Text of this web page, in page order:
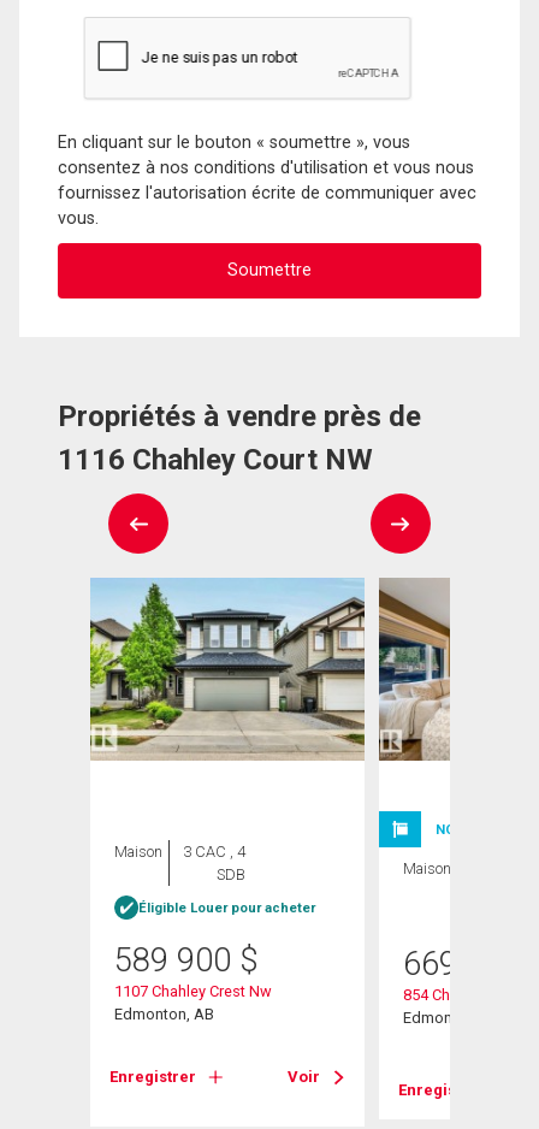
En cliquant sur le bouton « soumettre », vous
consentez à nos conditions d'utilisation et vous nous
fournissez l'autorisation écrite de communiquer avec
vous.
Propriétés à vendre près de
1116 Chahley Court NW
Maison
3 CAC , 4
SDB
Éligible Louer pour acheter
589 900 $
1107 Chahley Crest Nw
Edmonton, AB
Enregistrer Voir
NOUVELLE
Maison
669 800
854 Chahley Way
Edmonton, AB
Enregistrer